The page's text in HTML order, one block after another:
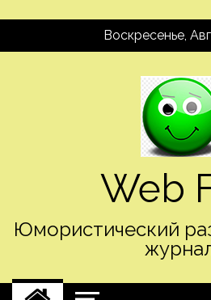
Воскресенье,
Web
Юмористический